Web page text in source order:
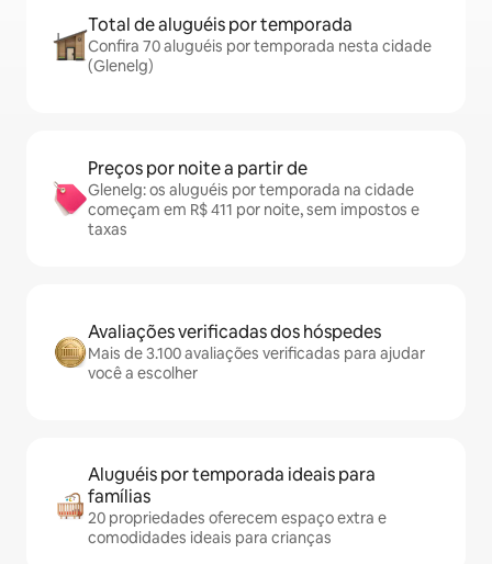
Total de aluguéis por temporada
Confira 70 aluguéis por temporada nesta cidade
(Glenelg)
Preços por noite a partir de
Glenelg: os aluguéis por temporada na cidade
começam em R$ 411 por noite, sem impostos e
taxas
Avaliações verificadas dos hóspedes
Mais de 3.100 avaliações verificadas para ajudar
você a escolher
Aluguéis por temporada ideais para
famílias
20 propriedades oferecem espaço extra e
comodidades ideais para crianças